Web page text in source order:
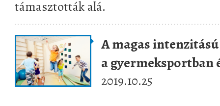
támasztották alá.
A magas
a gyermeksportban
2019.10.25